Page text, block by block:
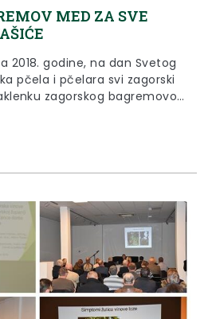
MED ZA SVE
2018. godine, na dan Svetog
pčela i pčelara svi zagorski
zagorskog bagremovog